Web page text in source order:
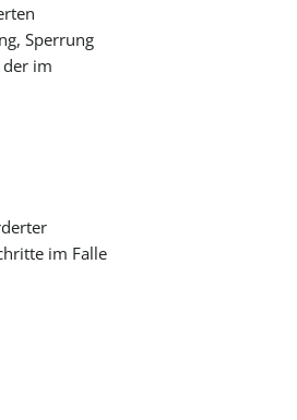
Sperrung
der im
im Falle